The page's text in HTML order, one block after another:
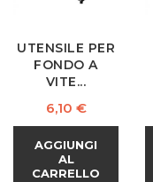
UTENSILE PER
FONDO A
VITE...
Prezzo
6,10 €
AGGIUNGI
AL
CARRELLO